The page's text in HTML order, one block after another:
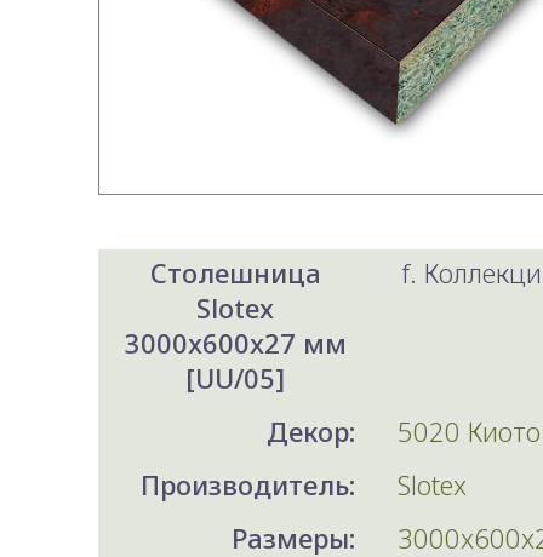
Столешница
Slotex
3000x600x27 мм
[UU/05]
f.
Декор:
5020 Киото
Производитель:
Slotex
Размеры: